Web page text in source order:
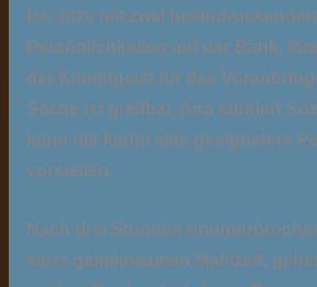
Ich sitze mit zwei
Persönlichkeiten auf der Bank,
der Kampfgeist für das
Sache ist greifbar. Aira studiert
kann mir kaum eine geeignetere
vorstellen.
Nach drei Stunden
einer gemeinsamen Mahlzeit,